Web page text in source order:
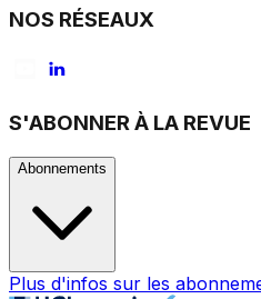
NOS RÉSEAUX
S'ABONNER À LA REVUE
Abonnements
Plus d'infos sur les